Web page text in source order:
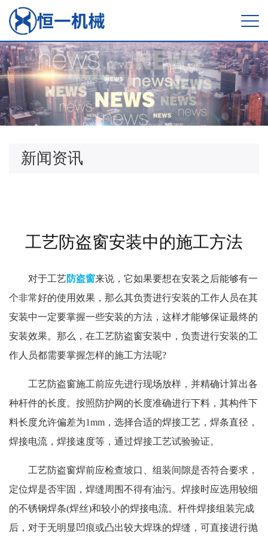
新闻资讯
工艺防盗窗安装中的施工方法
对于工艺防盗窗来说，它如果要想在安装之后能够有一
个非常好的使用效果，那么其负责进行安装的工作人员在其
安装中一定要掌握一些安装的方法，这样才能够保证最终的
安装效果。那么，在工艺防盗窗安装中，负责进行安装的工
作人员都需要掌握怎样的施工方法呢?
工艺防盗窗施工前应先进行现场放样，并精确计算出各
种杆件的长度。按照防护网的长度准确进行下料，其构件下
料长度允许偏差为1mm，选择合适的焊接工艺，焊条直径，
焊接电流，焊接速度等，通过焊接工艺试验验证。
工艺防盗窗焊前应检查坡口、组装间隙是否符合要求，
定位焊是否牢固，焊缝周围不得有油污。焊接时应选用较细
的不锈钢焊条(焊丝)和较小的焊接电流。杆件焊接组装完成
后，对于无明显凹痕或凸出较大焊珠的焊缝，可直接进行抛